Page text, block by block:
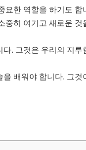
요한 역할을 하기도 합
중히 여기고 새로운 것
. 그것은 우리의 지루
배워야 합니다. 그것